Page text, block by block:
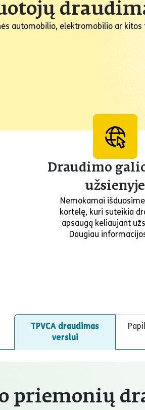
automobilio, elektromobilio ar
Draudimo
užsienyje
Nemokamai
kortelę, kuri suteikia
apsaugą keliaujant
Daugiau
TPVCA draudimas
verslui
priemonių